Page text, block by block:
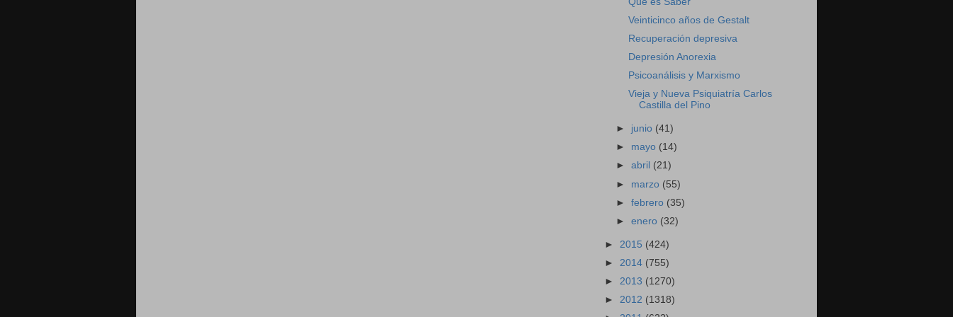
Veinticinco años de Gestalt
Recuperación depresiva
Depresión Anorexia
Psicoanálisis y Marxismo
Vieja y Nueva Psiquiatría Carlos
Castilla del Pino
► junio (41)
► mayo (14)
►abril (21)
► marzo (55)
►febrero (35)
►enero (32)
► 2015 (424)
► 2014 (755)
► 2013 (1270)
► 2012 (1318)